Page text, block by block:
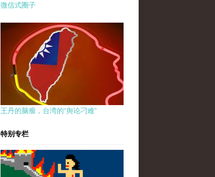
微信式圈子
王丹的脑瘤，台湾的“舆论刁难”
特别专栏